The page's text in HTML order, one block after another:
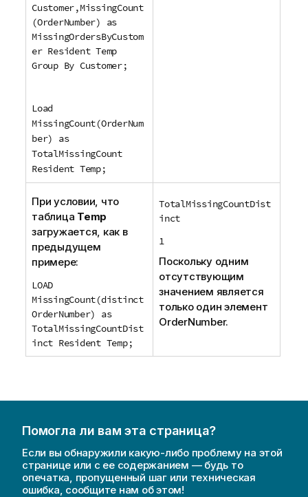
Customer,MissingCount
(OrderNumber) as
MissingOrdersByCustom
er Resident Temp
Group By Customer;
Load
MissingCount(OrderNum
ber) as
TotalMissingCount
Resident Temp;
При условии, что
таблица Temp
загружается, как в
предыдущем
примере:
LOAD
MissingCount(distinct
OrderNumber) as
TotalMissingCountDist
inct Resident Temp;
TotalMissingCountDist
inct
1
Поскольку одним
отсутствующим
значением является
только один элемент
OrderNumber.
Помогла ли вам эта страница?
Если вы обнаружили какую-либо проблему на этой
странице или с ее содержанием — будь то
опечатка, пропущенный шаг или техническая
ошибка, сообщите нам об этом!